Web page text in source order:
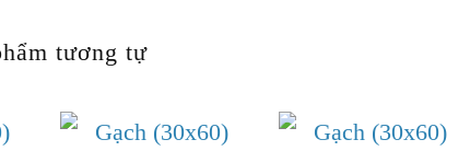
tương tự